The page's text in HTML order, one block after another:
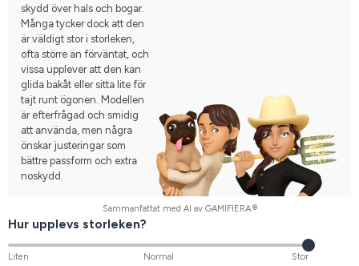
skydd över hals och bogar.
Många tycker dock att den
är väldigt stor i storleken,
ofta större än förväntat, och
vissa upplever att den kan
glida bakåt eller sitta lite för
tajt runt ögonen. Modellen
är efterfrågad och smidig
att använda, men några
önskar justeringar som
bättre passform och extra
noskydd.
Sammanfattat med AI av GAMIFIERA.®
Hur upplevs storleken?
Liten Normal Stor